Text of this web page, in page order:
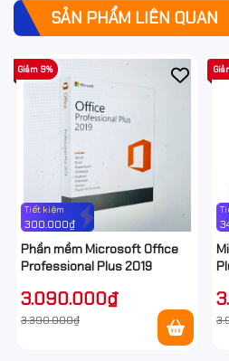
SẢN PHẨM LIÊN QUAN
Tiết kiệm
300.000₫
Giảm 9%
Phần mềm Microsoft Office
Professional Plus 2019
3.090.000₫
3.390.000₫